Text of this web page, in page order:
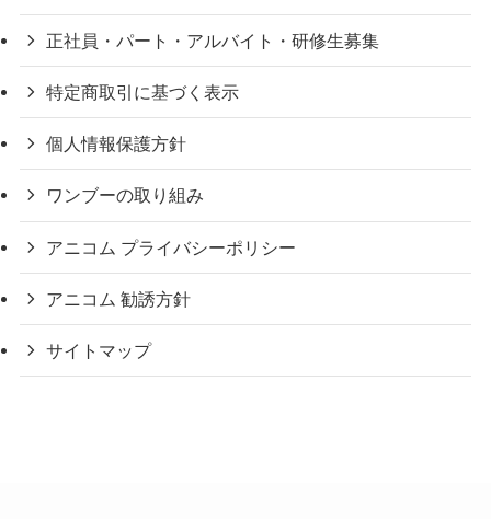
正社員・パート・アルバイト・研修生募集
特定商取引に基づく表示
個人情報保護方針
ワンブーの取り組み
アニコム プライバシーポリシー
アニコム 勧誘方針
サイトマップ